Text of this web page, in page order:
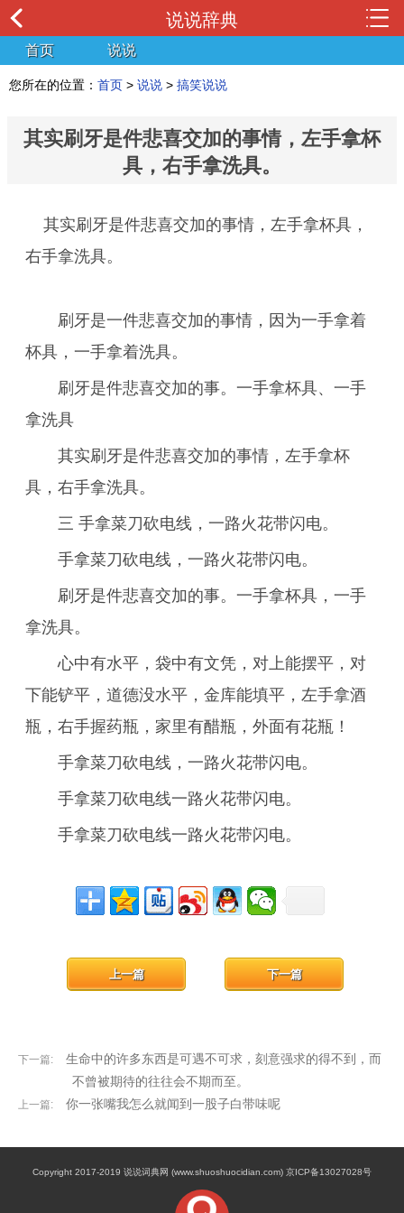
说说辞典
首页 说说
您所在的位置： 首页 > 说说 > 搞笑说说
其实刷牙是件悲喜交加的事情，左手拿杯
具，右手拿洗具。
其实刷牙是件悲喜交加的事情，左手拿杯具，
右手拿洗具。
刷牙是一件悲喜交加的事情，因为一手拿着
杯具，一手拿着洗具。
刷牙是件悲喜交加的事。一手拿杯具、一手
拿洗具
其实刷牙是件悲喜交加的事情，左手拿杯
具，右手拿洗具。
三 手拿菜刀砍电线，一路火花带闪电。
手拿菜刀砍电线，一路火花带闪电。
刷牙是件悲喜交加的事。一手拿杯具，一手
拿洗具。
心中有水平，袋中有文凭，对上能摆平，对
下能铲平，道德没水平，金库能填平，左手拿酒
瓶，右手握药瓶，家里有醋瓶，外面有花瓶！
手拿菜刀砍电线，一路火花带闪电。
手拿菜刀砍电线一路火花带闪电。
手拿菜刀砍电线一路火花带闪电。
下一篇:
生命中的许多东西是可遇不可求，刻意强求的得不到，而
不曾被期待的往往会不期而至。
下一篇
上一篇: 你一张嘴我怎么就闻到一股子白带味呢
上一篇
Copyright 2017-2019 说说词典网 (www.shuoshuocidian.com) 京ICP备13027028号